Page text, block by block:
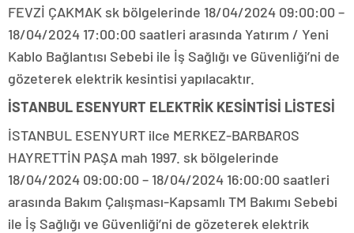
FEVZİ ÇAKMAK sk bölgelerinde 18/04/2024 09:00:00 –
18/04/2024 17:00:00 saatleri arasında Yatırım / Yeni
Kablo Bağlantısı Sebebi ile İş Sağlığı ve Güvenliği’ni de
gözeterek elektrik kesintisi yapılacaktır.
İSTANBUL ESENYURT ELEKTRİK KESİNTİSİ LİSTESİ
İSTANBUL ESENYURT ilce MERKEZ-BARBAROS
HAYRETTİN PAŞA mah 1997. sk bölgelerinde
18/04/2024 09:00:00 – 18/04/2024 16:00:00 saatleri
arasında Bakım Çalışması-Kapsamlı TM Bakımı Sebebi
ile İş Sağlığı ve Güvenliği’ni de gözeterek elektrik